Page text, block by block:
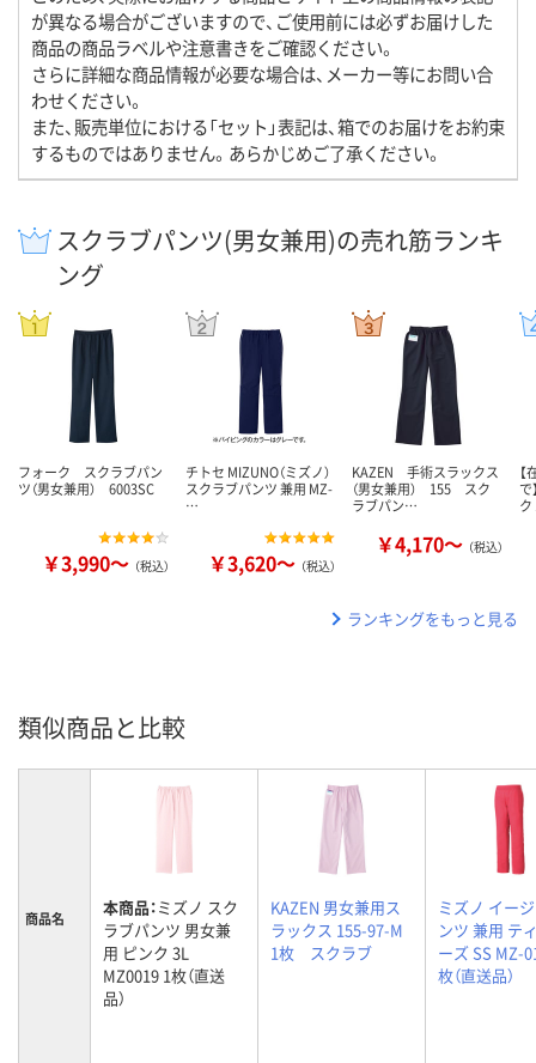
が異なる場合がございますので、ご使用前には必ずお届けした
商品の商品ラベルや注意書きをご確認ください。
さらに詳細な商品情報が必要な場合は、メーカー等にお問い合
わせください。
また、販売単位における「セット」表記は、箱でのお届けをお約束
するものではありません。あらかじめご了承ください。
スクラブパンツ(男女兼用)の売れ筋ランキ
ング
フォーク スクラブパン
ツ（男女兼用） 6003SC
￥3,990～ （税込）
チトセ MIZUNO（ミズノ）
スクラブパンツ 兼用 MZ-
…
￥3,620～ （税込）
KAZEN 手術スラックス
（男女兼用） 155 スク
ラブパン…
￥4,170～ （税込）
で
ランキングをもっと見る
類似商品と比較
商品名 本商品：ミズノ スク
ラブパンツ 男女兼
用 ピンク 3L
MZ0019 1枚（直送
品）
KAZEN 男女兼用ス
ラックス 155-97-M
1枚 スクラブ
ミズノ イー
ンツ 兼用 テ
ーズ SS MZ-
枚（直送品）